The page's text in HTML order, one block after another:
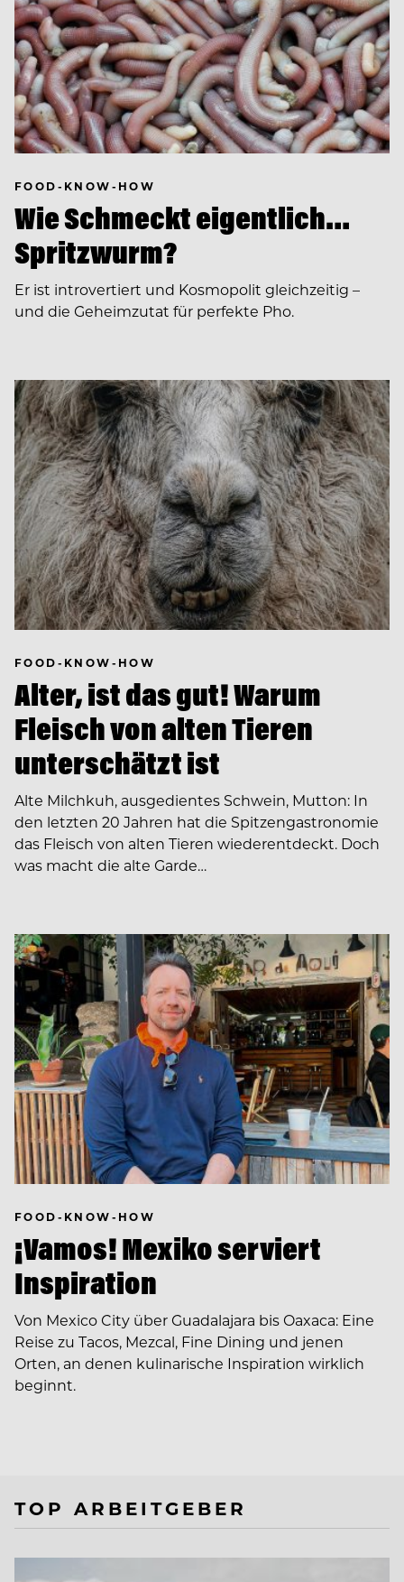
FOOD-KNOW-HOW
Wie Schmeckt eigentlich…
Spritzwurm?
Er ist introvertiert und Kosmopolit gleichzeitig –
und die Geheimzutat für perfekte Pho.
FOOD-KNOW-HOW
Alter, ist das gut! Warum
Fleisch von alten Tieren
unterschätzt ist
Alte Milchkuh, ausgedientes Schwein, Mutton: In
den letzten 20 Jahren hat die Spitzengastronomie
das Fleisch von alten Tieren wiederentdeckt. Doch
was macht die alte Garde…
FOOD-KNOW-HOW
¡Vamos! Mexiko serviert
Inspiration
Von Mexico City über Guadalajara bis Oaxaca: Eine
Reise zu Tacos, Mezcal, Fine Dining und jenen
Orten, an denen kulinarische Inspiration wirklich
beginnt.
TOP ARBEITGEBER